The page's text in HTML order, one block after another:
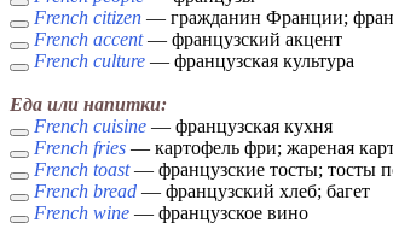
French citizen — гражданин Франции;
French accent— французский акцент
French culture — французская культура
Еда или напитки:
French cuisine — французская кухня
French fries — картофель фри; жареная
French toast— французские тосты; тосты
French bread — французский хлеб; багет
French wine — французское вино